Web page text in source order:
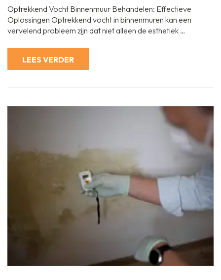
van
optrekkend
vocht
binnenmuren:
Optrekkend Vocht Binnenmuur Behandelen: Effectieve
Oplossingen Optrekkend vocht in binnenmuren kan een
vervelend probleem zijn dat niet alleen de esthetiek …
LEES VERDER